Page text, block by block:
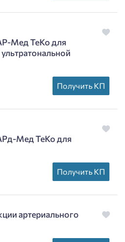
Мед ТеКо для
Получить КП
Мед ТеКо для
Получить КП
артериального